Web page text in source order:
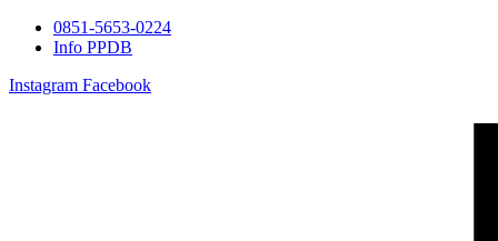
0851-5653-0224
Info PPDB
Instagram Facebook